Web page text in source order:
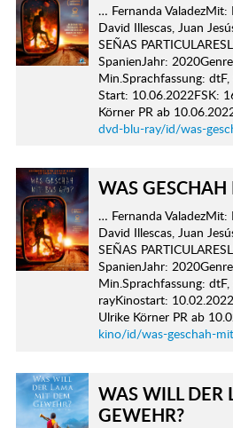
… Fernanda ValadezMit:
David Illescas, Juan
SEÑAS
SpanienJahr:
Min.Sprachfassung:
Start: 10.06.2022FSK:
Körner PR ab
dvd-blu-ray/id/was-
WAS
… Fernanda ValadezMit:
David Illescas, Juan
SEÑAS
SpanienJahr:
Min.Sprachfassung:
rayKinostart:
Ulrike Körner PR ab
kino/id/was-geschah-
WAS WILL
GEWEHR?